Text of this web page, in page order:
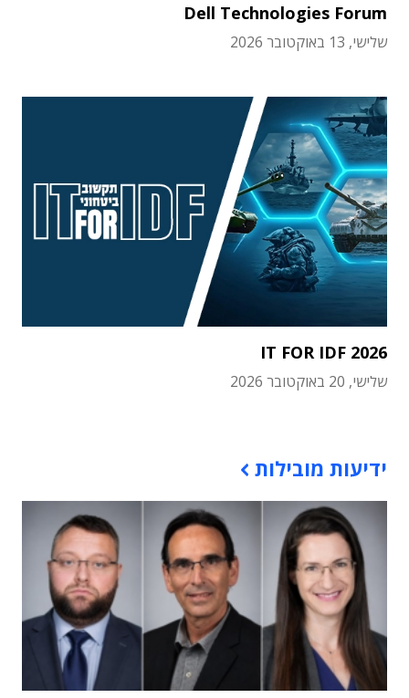
Dell Technologies Forum
שלישי, 13 באוקטובר 2026
IT FOR IDF 2026
שלישי, 20 באוקטובר 2026
ידיעות מובילות